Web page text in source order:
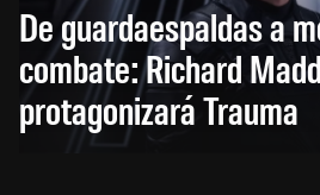
De guardaespaldas a
combate: Richard
protagonizará Trauma